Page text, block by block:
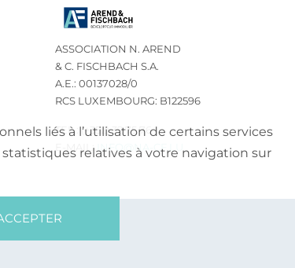
ASSOCIATION N. AREND
& C. FISCHBACH S.A.
A.E.: 00137028/0
RCS LUXEMBOURG: B122596
TEL.: (+352) 32 75 76
E-MAIL:
INFO@NA-CF.LU
liés à l’utilisation de certains services
relatives à votre navigation sur